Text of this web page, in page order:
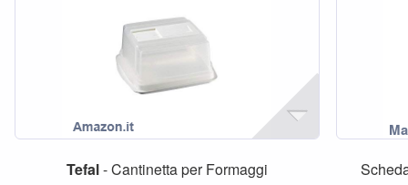
Tefal- Cantinetta per Formaggi